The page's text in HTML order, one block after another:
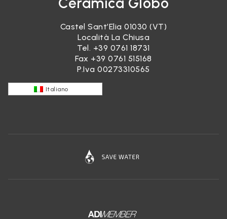
Castel Sant’Elia 01030 (VT)
Località La Chiusa
Tel. +39 0761 18731
Fax +39 0761 515168
P.Iva 00273310565
Italiano